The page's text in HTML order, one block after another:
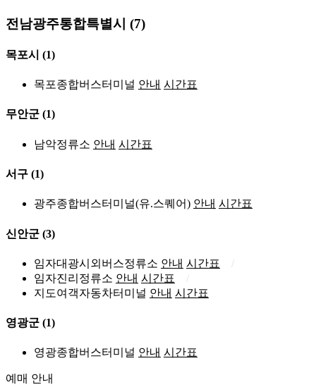
전남광주통합특별시 (7)
목포시 (1)
목포종합버스터미널 안내 시간표
무안군 (1)
남악정류소 안내 시간표
서구 (1)
광주종합버스터미널(유.스퀘어) 안내 시간표
신안군 (3)
임자대광시외버스정류소 안내 시간표
임자진리정류소 안내 시간표
지도여객자동차터미널 안내 시간표
영광군 (1)
영광종합버스터미널 안내 시간표
예매 안내